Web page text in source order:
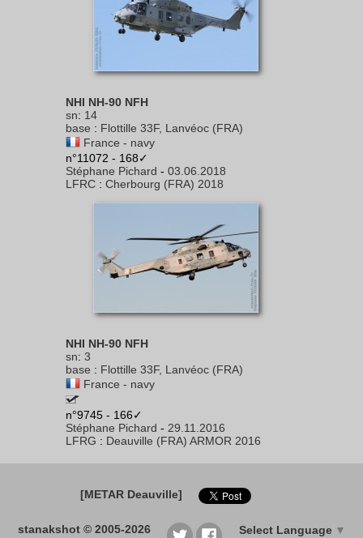
NHI NH-90 NFH
sn: 14
base : Flottille 33F, Lanvéoc (FRA)
France - navy
n°11072 - 168✓
Stéphane Pichard - 03.06.2018
LFRC : Cherbourg (FRA) 2018
NHI NH-90 NFH
sn: 3
base : Flottille 33F, Lanvéoc (FRA)
France - navy
n°9745 - 166✓
Stéphane Pichard - 29.11.2016
LFRG : Deauville (FRA) ARMOR 2016
[METAR Deauville]
stanakshot © 2005-2026 Select Language ▼